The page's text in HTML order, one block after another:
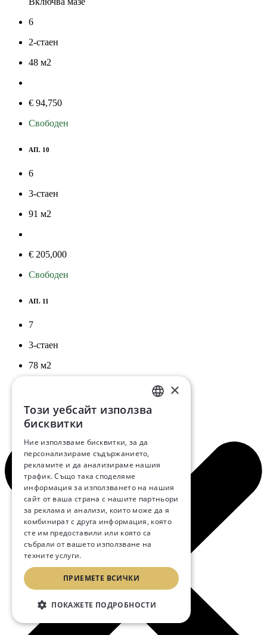
6
2-стаен
48 м2
€ 94,750
Свободен
АП. 10
6
3-стаен
91 м2
€ 205,000
Свободен
АП. 11
7
3-стаен
78 м2
€ 169,950
Свободен
BULGARIAN
RUSSIAN
×
Този уебсайт използва
бисквитки
Ние използваме бисквитки, за да
персонализираме съдържанието,
рекламите и да анализираме нашия
трафик. Също така споделяме
информация за използването на нашия
сайт от ваша страна с нашите партньори
за реклама и анализи, които може да я
комбинират с друга информация, която
сте им предоставили или която са
събрали от вашето използване на
техните услуги.
ПРИЕМЕТЕ ВСИЧКИ
ПОКАЖЕТЕ ПОДРОБНОСТИ